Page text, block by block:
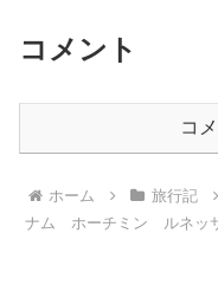
コメント
コ
ホーム 旅行記
ナム ホーチミン ルネッ